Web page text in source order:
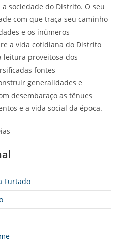
sociedade do Distrito. O seu
com que traça seu caminho
e os inúmeros
a vida cotidiana do Distrito
proveitosa dos
fontes
generalidades e
desembaraço as tênues
e a vida social da época.
Furtado